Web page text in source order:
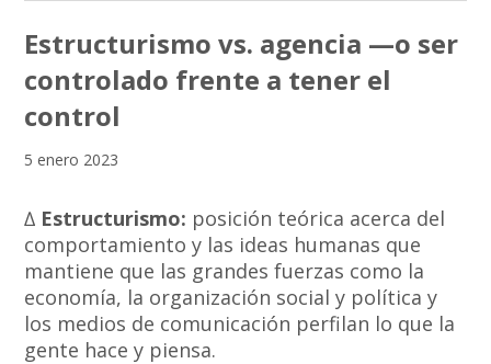
Estructurismo vs. agencia —o ser
controlado frente a tener el
control
5 enero 2023
∆ Estructurismo: posición teórica acerca del
comportamiento y las ideas humanas que
mantiene que las grandes fuerzas como la
economía, la organización social y política y
los medios de comunicación perfilan lo que la
gente hace y piensa.